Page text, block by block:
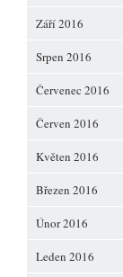
Září 2016
Srpen 2016
Červenec 2016
Červen 2016
Květen 2016
Březen 2016
Únor 2016
Leden 2016